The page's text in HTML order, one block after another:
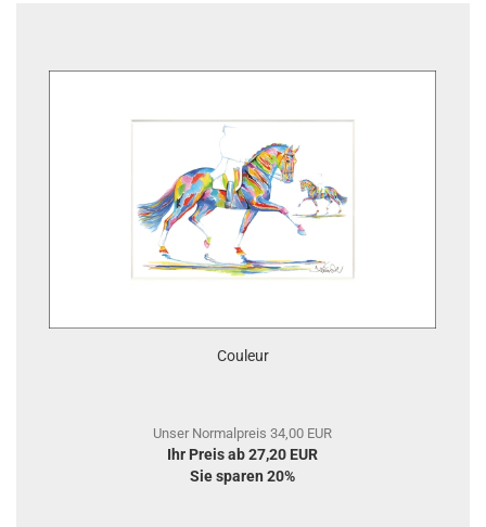
Couleur
Unser Normalpreis 34,00 EUR
Ihr Preis ab 27,20 EUR
Sie sparen 20%